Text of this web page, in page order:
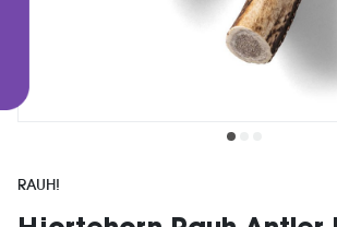
RAUH!